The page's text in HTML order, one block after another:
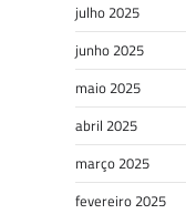
julho 2025
junho 2025
maio 2025
abril 2025
março 2025
fevereiro 2025